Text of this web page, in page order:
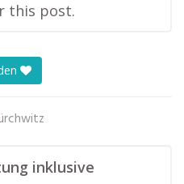
this post.
inklusive